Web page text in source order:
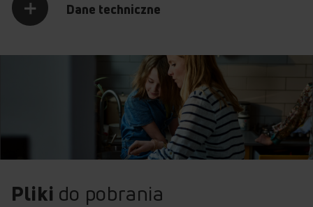
Dane techniczne
Pliki do pobrania